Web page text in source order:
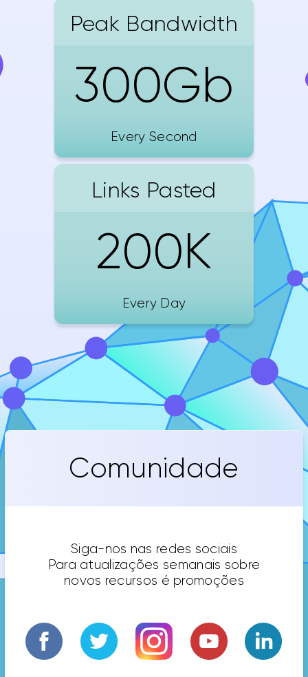
Peak Bandwidth
300Gb
Every Second
Links Pasted
200K
Every Day
Comunidade
Siga-nos nas redes sociais
Para atualizações semanais sobre
novos recursos é promoções